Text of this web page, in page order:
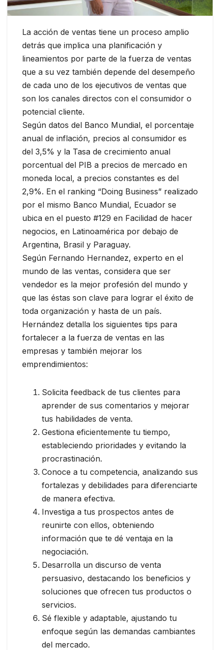
La acción de ventas tiene un proceso amplio
detrás que implica una planificación y
lineamientos por parte de la fuerza de ventas
que a su vez también depende del desempeño
de cada uno de los ejecutivos de ventas que
son los canales directos con el consumidor o
potencial cliente.
Según datos del Banco Mundial, el porcentaje
anual de inflación, precios al consumidor es
del 3,5% y la Tasa de crecimiento anual
porcentual del PIB a precios de mercado en
moneda local, a precios constantes es del
2,9%. En el ranking “Doing Business” realizado
por el mismo Banco Mundial, Ecuador se
ubica en el puesto #129 en Facilidad de hacer
negocios, en Latinoamérica por debajo de
Argentina, Brasil y Paraguay.
Según Fernando Hernandez, experto en el
mundo de las ventas, considera que ser
vendedor es la mejor profesión del mundo y
que las éstas son clave para lograr el éxito de
toda organización y hasta de un país.
Hernández detalla los siguientes tips para
fortalecer a la fuerza de ventas en las
empresas y también mejorar los
emprendimientos:
Solicita feedback de tus clientes para
aprender de sus comentarios y mejorar
tus habilidades de venta.
Gestiona eficientemente tu tiempo,
estableciendo prioridades y evitando la
procrastinación.
Conoce a tu competencia, analizando sus
fortalezas y debilidades para diferenciarte
de manera efectiva.
Investiga a tus prospectos antes de
reunirte con ellos, obteniendo
información que te dé ventaja en la
negociación.
Desarrolla un discurso de venta
persuasivo, destacando los beneficios y
soluciones que ofrecen tus productos o
servicios.
Sé flexible y adaptable, ajustando tu
enfoque según las demandas cambiantes
del mercado.